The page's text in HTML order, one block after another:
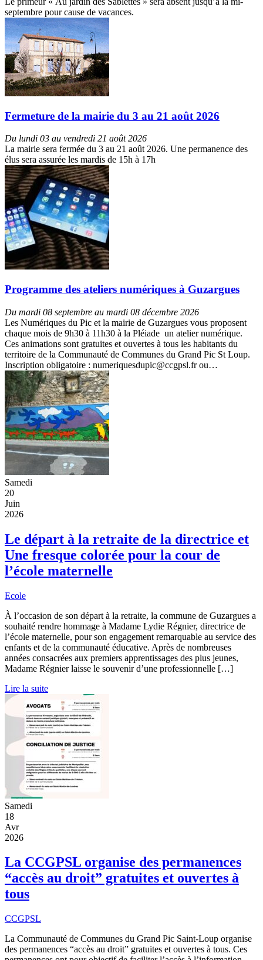
septembre pour cause de vacances.
Fermeture de la mairie du 3 au 21 août 2026
Du lundi 03 au vendredi 21 août 2026
La mairie sera fermée du 3 au 21 août 2026. Une permanence des
élus sera assurée les mardis de 15h à 17h
Programme des ateliers numériques à Guzargues
Du mardi 08 septembre au mardi 08 décembre 2026
Les Numériques du Pic et la mairie de Guzargues vous proposent
chaque mois de 9h30 à 11h30 à la Pléiade un atelier numérique.
Ces animations sont gratuites et ouvertes à tous les habitants du
territoire de la Communauté de Communes du Grand Pic St Loup.
Inscription obligatoire : numeriquesdupic@ccgpsl.fr ou…
Samedi
20
Juin
2026
Le départ à la retraite de la directrice et
Une fresque colorée pour la cour de
l’école maternelle
Ecole
À l’occasion de son départ à la retraite, la commune de Guzargues a
souhaité rendre hommage à Madame Lydie Régnier, directrice de
l’école maternelle, pour son engagement remarquable au service des
enfants et de la communauté éducative. Après de nombreuses
années consacrées aux premiers apprentissages des plus jeunes,
Madame Régnier laisse le souvenir d’une professionnelle […]
Lire la suite
Samedi
18
Avr
2026
La CCGPSL organise des permanences
“accès au droit” gratuites et ouvertes à
tous
CCGPSL
La Communauté de Communes du Grand Pic Saint-Loup organise
des permanences “accès au droit” gratuites et ouvertes à tous. Ces